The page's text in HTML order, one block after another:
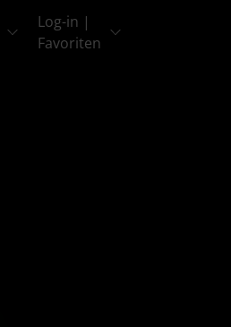
Log-in |
Favoriten